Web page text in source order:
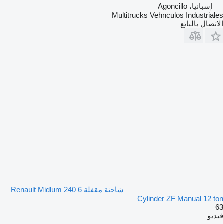
إسبانيا، Agoncillo
Multitrucks Vehnculos Industriales
الاتصال بالبائع
شاحنة مقفلة Renault Midlum 240 6
Cylinder ZF Manual 12 ton
63
فيديو